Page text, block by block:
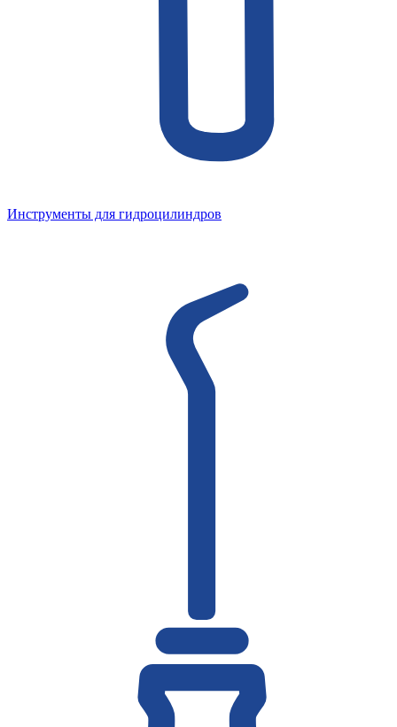
Инструменты для гидроцилиндров